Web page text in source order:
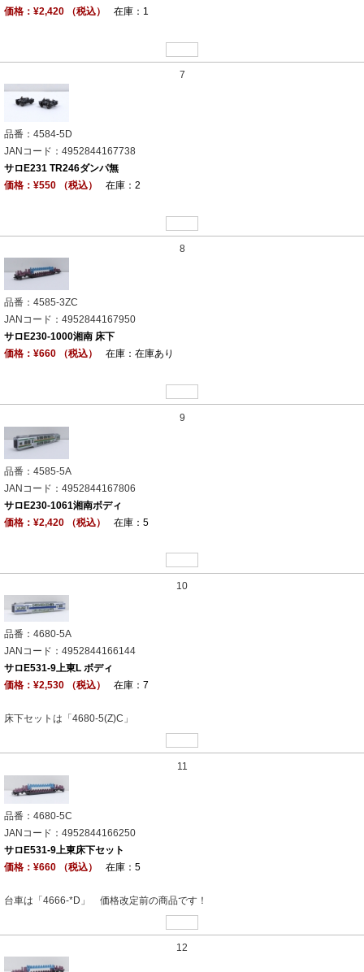
価格：¥2,420 （税込）
在庫：1
7
品番：4584-5D
JANコード：4952844167738
サロE231 TR246ダンパ無
価格：¥550 （税込）
在庫：2
8
品番：4585-3ZC
JANコード：4952844167950
サロE230-1000湘南 床下
価格：¥660 （税込）
在庫：在庫あり
9
品番：4585-5A
JANコード：4952844167806
サロE230-1061湘南ボディ
価格：¥2,420 （税込）
在庫：5
10
品番：4680-5A
JANコード：4952844166144
サロE531-9上東L ボディ
価格：¥2,530 （税込）
在庫：7
床下セットは「4680-5(Z)C」
11
品番：4680-5C
JANコード：4952844166250
サロE531-9上東床下セット
価格：¥660 （税込）
在庫：5
台車は「4666-*D」 価格改定前の商品です！
12